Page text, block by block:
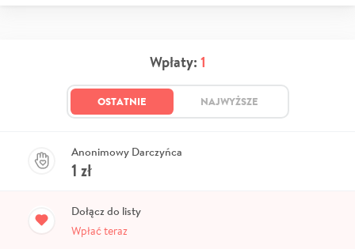
Wpłaty: 1
OSTATNIE NAJWYŻSZE
Anonimowy Darczyńca
1 zł
Dołącz do listy
Wpłać teraz